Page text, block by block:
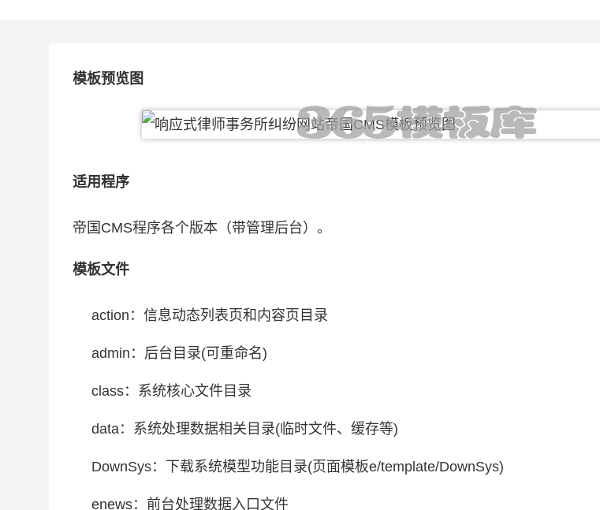
模板预览图
适用程序
帝国CMS程序各个版本（带管理后台）。
模板文件
action：信息动态列表页和内容页目录
admin：后台目录(可重命名)
class：系统核心文件目录
data：系统处理数据相关目录(临时文件、缓存等)
DownSys：下载系统模型功能目录(页面模板e/template/DownSys)
enews：前台处理数据入口文件